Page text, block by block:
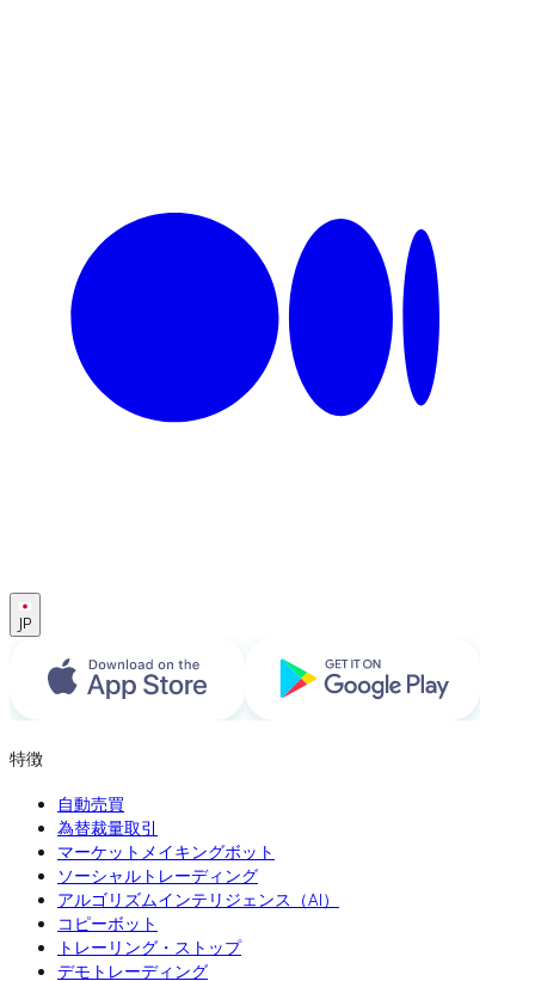
JP
特徴
自動売買
為替裁量取引
マーケットメイキングボット
ソーシャルトレーディング
アルゴリズムインテリジェンス（AI）
コピーボット
トレーリング・ストップ
デモトレーディング